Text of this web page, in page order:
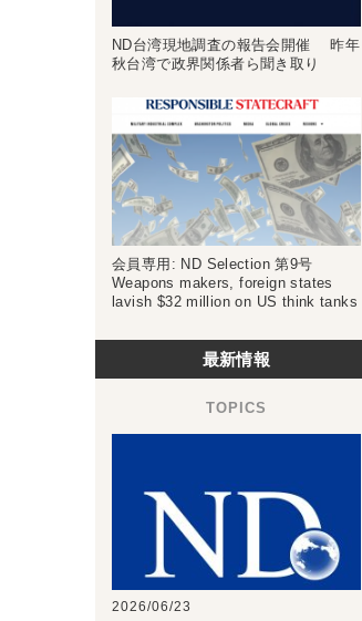
ND台湾現地調査の報告会開催 昨年
秋台湾で政界関係者ら聞き取り
会員専用: ND Selection 第9号
Weapons makers, foreign states
lavish $32 million on US think tanks
最新情報
2026/06/23